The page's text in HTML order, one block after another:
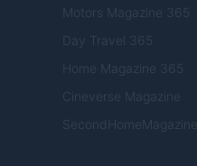
Motors Magazine 365
Day Travel 365
Home Magazine 365
Cineverse Magazine
SecondHomeMagazine